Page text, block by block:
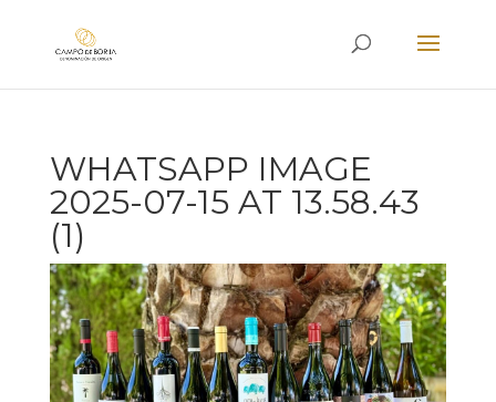
WHATSAPP IMAGE
2025-07-15 AT 13.58.43
(1)